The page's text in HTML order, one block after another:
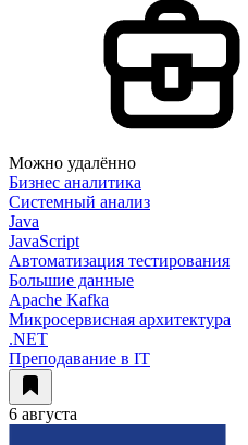
Можно удалённо
Бизнес аналитика
Системный анализ
Java
JavaScript
Автоматизация тестирования
Большие данные
Apache Kafka
Микросервисная архитектура
.NET
Преподавание в IT
6 августа